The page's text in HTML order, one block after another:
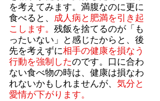
を考えてみます。満腹なのに更に
食べると、 成人病と肥満を引き起
こします。 残飯を捨てるのが「も
ったいない」と感じたからと、後
先を考えずに相手の健康を損なう
行動を強制したのです。口に合わ
ない食べ物の時は、健康は損なわ
れないかもしれませんが、 気分と
愛情が下がります。